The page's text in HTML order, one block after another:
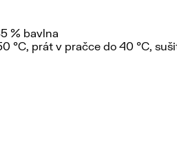
% bavlna
°C, prát v pračce do 40 °C,